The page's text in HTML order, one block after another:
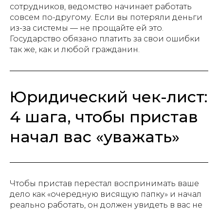
сотрудников, ведомство начинает работать
совсем по-другому. Если вы потеряли деньги
из-за системы — не прощайте ей это.
Государство обязано платить за свои ошибки
так же, как и любой гражданин.
Юридический чек-лист:
4 шага, чтобы пристав
начал вас «уважать»
Чтобы пристав перестал воспринимать ваше
дело как «очередную висящую папку» и начал
реально работать, он должен увидеть в вас не